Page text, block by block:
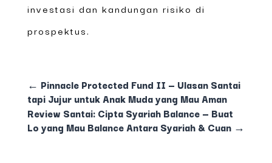
investasi dan kandungan risiko di
prospektus.
← Pinnacle Protected Fund II — Ulasan Santai
tapi Jujur untuk Anak Muda yang Mau Aman
Review Santai: Cipta Syariah Balance — Buat
Lo yang Mau Balance Antara Syariah & Cuan→